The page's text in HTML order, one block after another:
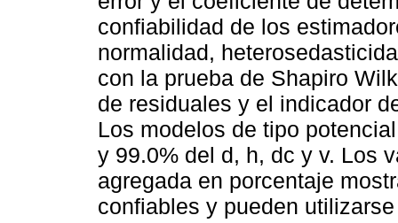
confiabilidad de los
normalidad,
con la prueba de Shapiro
de residuales y el indicador
Los modelos de tipo
y 99.0% del d, h, dc y v. Los
agregada en porcentaje
confiables y pueden